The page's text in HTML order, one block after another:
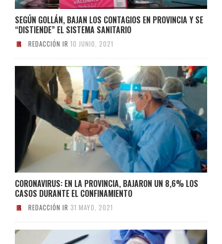
SEGÚN GOLLÁN, BAJAN LOS CONTAGIOS EN PROVINCIA Y SE
“DISTIENDE” EL SISTEMA SANITARIO
REDACCIÓN IR 10 JUNIO, 2021
CORONAVIRUS: EN LA PROVINCIA, BAJARON UN 8,6% LOS
CASOS DURANTE EL CONFINAMIENTO
REDACCIÓN IR 31 MAYO, 2021